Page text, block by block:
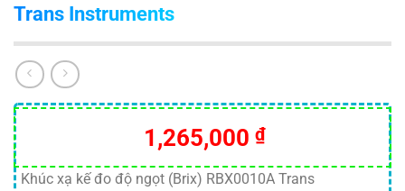
Trans Instruments
1,265,000 ₫
Khúc xạ kế đo độ ngọt (Brix) RBX0010A Trans